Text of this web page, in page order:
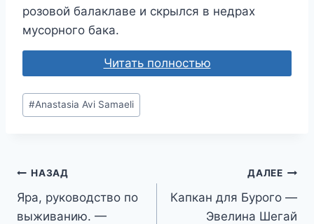
розовой балаклаве и скрылся в недрах
мусорного бака.
Читать полностью
Метки
записи:
#Anastasia Avi Samaeli
Навигация
по
НАЗАД
Яра, руководство по
выживанию. —
ДАЛЕЕ
Капкан для Бурого —
Эвелина Шегай